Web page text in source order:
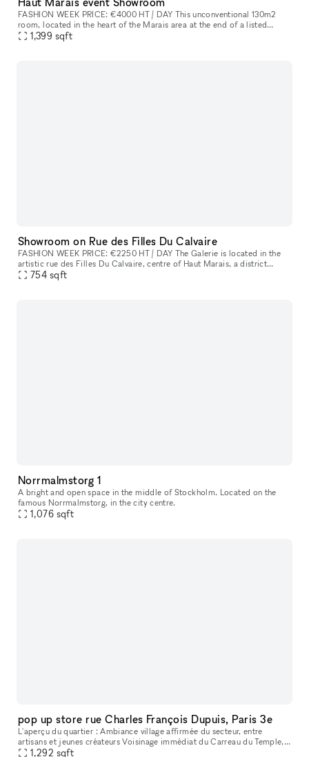
FASHION WEEK PRICE: €4000 HT / DAY This unconventional 130m2
room​,​ located in the heart of the Marais area at the end of a listed
courtyard​,​ is an outstanding site because to its stunning glass r
1,399 sqft
Showroom on Rue des Filles Du Calvaire
FASHION WEEK PRICE: €2250 HT / DAY The Galerie is located in the
artistic rue des Filles Du Calvaire​,​ centre of Haut Marais​,​ a district
known for its art galleries and high end boutiques on Beaum
754 sqft
Norrmalmstorg 1
A bright and open space in the middle of Stockholm. Located on the
famous Norrmalmstorg, in the city centre.
1,076 sqft
pop up store rue Charles François Dupuis, Paris 3e
L'aperçu du quartier : Ambiance village affirmée du secteur, entre
artisans et jeunes créateurs Voisinage immédiat du Carreau du Temple,
lieu culturel et sportif incontournable Concentration de galer
1,292 sqft